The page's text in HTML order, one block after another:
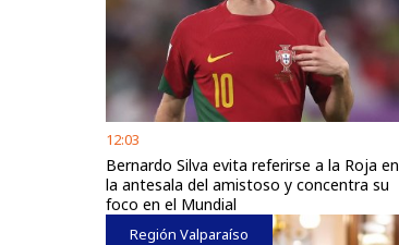
12:03
Bernardo Silva evita referirse a la Roja en
la antesala del amistoso y concentra su
foco en el Mundial
Región Valparaíso